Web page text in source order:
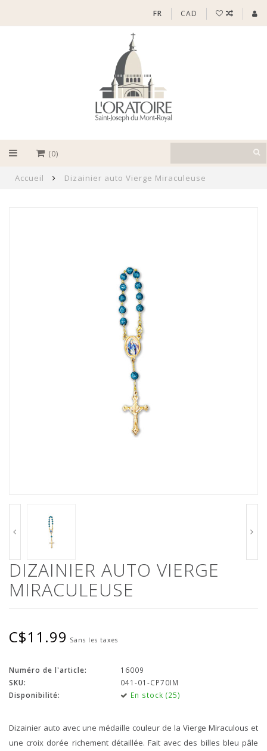
FR CAD
(0)
Accueil Dizainier auto Vierge Miraculeuse
DIZAINIER AUTO VIERGE
MIRACULEUSE
C$11.99 Sans les taxes
Numéro de l'article:
16009
SKU:
041-01-CP70IM
Disponibilité:
En stock (25)
Dizainier auto avec une médaille couleur de la Vierge Miraculous et
une croix dorée richement détaillée. Fait avec des billes bleu pâle